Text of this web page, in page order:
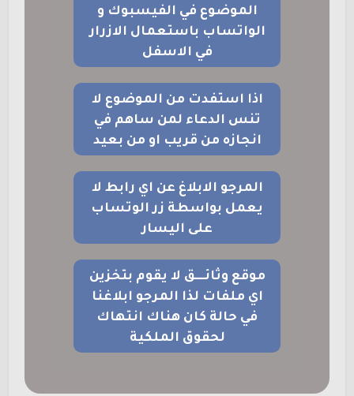
الموضوع في الفيسبوك و
الواتساب باستعمال الازرار
في الاسفل
اذا استفدت من الموضوع لا
تنس الدعاء لمن ساهم في
انجازه من قريب او من بعيد
المرجو الابلاغ عن اي رابط لا
يعمل بواسطة زر الوتساب
على اليسار
موقع وثائــــق لا يقوم بتخزين
اي ملفات لذا المرجو ابلاغنا
في حالة كان هناك انتهاك
لحقوق الملكية